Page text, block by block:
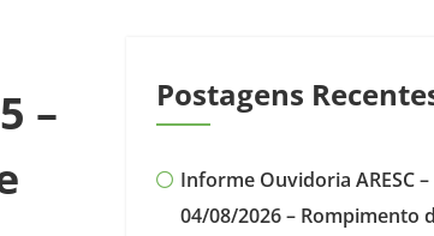
–
Postagens
Informe Ouvidoria ARESC –
04/08/2026 – Rompimento